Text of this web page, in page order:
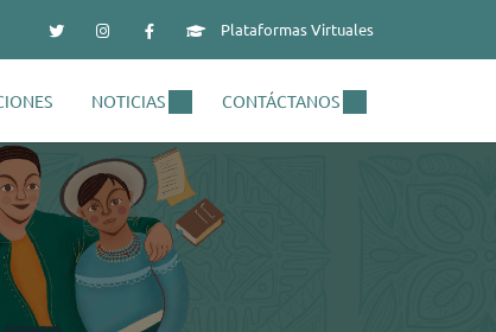
Plataformas Virtuales
NOTICIAS CONTÁCTANOS